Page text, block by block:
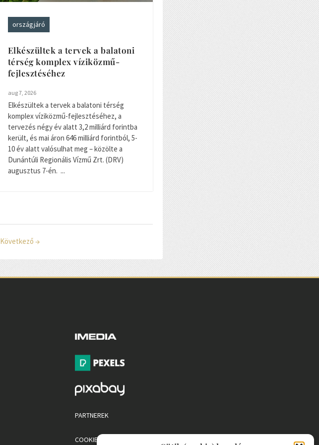
országjáró
Elkészültek a tervek a balatoni
térség komplex víziközmű-
fejlesztéséhez
aug 7, 2026
Elkészültek a tervek a balatoni térség
komplex víziközmű-fejlesztéséhez, a
tervezés négy év alatt 3,2 milliárd forintba
került, és mai áron 646 milliárd forintból, 5-
10 év alatt valósulhat meg – közölte a
Dunántúli Regionális Vízmű Zrt. (DRV)
augusztus 7-én. ...
Következő →
PARTNEREK
COOKIE SZABÁLYZAT